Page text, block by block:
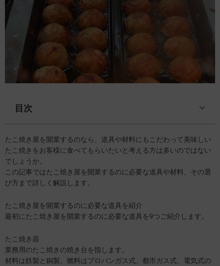
目次
たこ焼き屋を開業するのなら、道具や材料にもこだわって美味しい
たこ焼きをお客様に食べてもらいたいと考える方は多いのではない
でしょうか。
この記事ではたこ焼き屋を開業するのに必要な道具や材料、その選
び方まで詳しく解説します。
たこ焼き屋を開業するのに必要な道具を紹介
最初にたこ焼き屋を開業するのに必要な道具を9つご紹介します。
たこ焼き器
業務用のたこ焼きの焼き台を指します。
材料は鉄製と銅製、燃料はプロパンガス式、都市ガス式、電気式の